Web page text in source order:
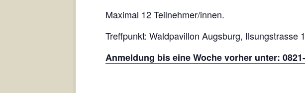
Maximal 12 Teilnehmer/innen.
Treffpunkt: Waldpavillon Augsburg, Ilsungstrasse
Anmeldung bis eine Woche vorher unter: